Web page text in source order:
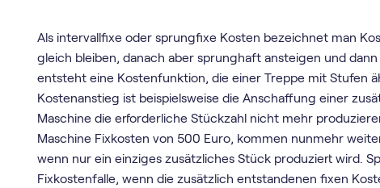
Als intervallfixe oder sprungfixe Kosten bezeichnet man
gleich bleiben, danach aber sprunghaft ansteigen und
entsteht eine Kostenfunktion, die einer Treppe mit Stufen
Kostenanstieg ist beispielsweise die Anschaffung einer
Maschine die erforderliche Stückzahl nicht mehr
Maschine Fixkosten von 500 Euro, kommen nunmehr
wenn nur ein einziges zusätzliches Stück produziert wird.
Fixkostenfalle, wenn die zusätzlich entstandenen fixen